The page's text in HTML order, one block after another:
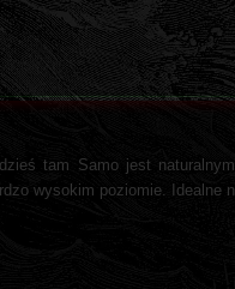
tam Samo jest
wysokim poziomie. Idealne